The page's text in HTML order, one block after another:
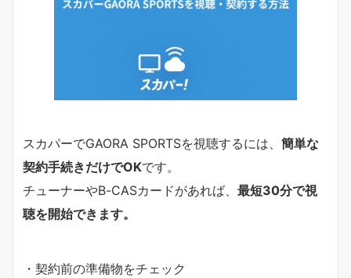
スカパーでGAORA SPORTSを視聴するには、 簡単な
契約手続きだけでOKです。
チューナーやB-CASカードがあれば、 最短30分で視
聴を開始できます。
・契約前の準備物をチェック